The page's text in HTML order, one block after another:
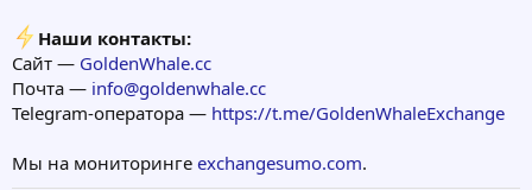
Наши контакты:
Сайт — GoldenWhale.cc
Почта — info@goldenwhale.cc
Telegram-оператора — https://t.me/GoldenWhaleExchange
Мы на мониторинге exchangesumo.com.